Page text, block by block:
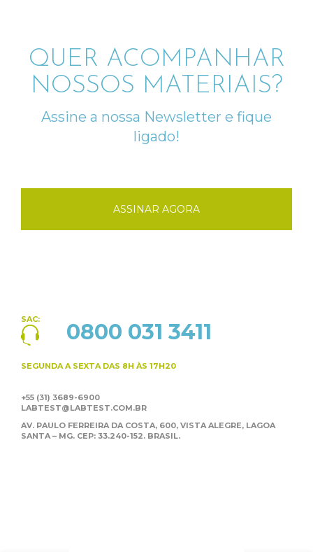
QUER ACOMPANHAR
NOSSOS MATERIAIS?
Assine a nossa Newsletter e fique
ligado!
ASSINAR AGORA
SAC: 0800 031 3411
SEGUNDA A SEXTA DAS 8H ÀS 17H20
+55 (31) 3689-6900
LABTEST@LABTEST.COM.BR
AV. PAULO FERREIRA DA COSTA, 600, VISTA ALEGRE, LAGOA
SANTA – MG. CEP: 33.240-152. BRASIL.